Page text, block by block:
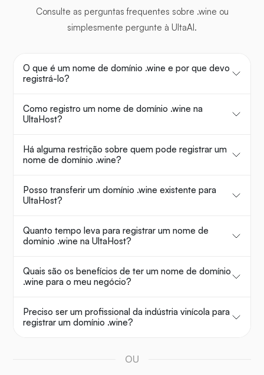
Consulte as perguntas frequentes sobre .wine ou
simplesmente pergunte à UltaAI.
O que é um nome de domínio .wine e por que devo
registrá-lo?
Como registro um nome de domínio .wine na
UltaHost?
Há alguma restrição sobre quem pode registrar um
nome de domínio .wine?
Posso transferir um domínio .wine existente para
UltaHost?
Quanto tempo leva para registrar um nome de
domínio .wine na UltaHost?
Quais são os benefícios de ter um nome de domínio
.wine para o meu negócio?
Preciso ser um profissional da indústria vinícola para
registrar um domínio .wine?
OU